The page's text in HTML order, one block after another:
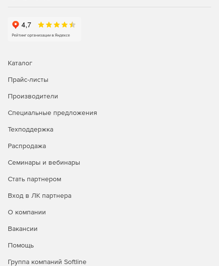
Каталог
Прайс-листы
Производители
Специальные предложения
Техподдержка
Распродажа
Семинары и вебинары
Стать партнером
Вход в ЛК партнера
О компании
Вакансии
Помощь
Группа компаний Softline